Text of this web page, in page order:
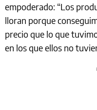
empoderado: “Los
lloran porque
precio que lo que
en los que ellos no